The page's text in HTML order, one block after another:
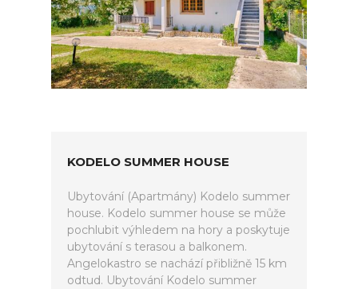
KODELO SUMMER HOUSE
Ubytování (Apartmány) Kodelo summer
house. Kodelo summer house se může
pochlubit výhledem na hory a poskytuje
ubytování s terasou a balkonem.
Angelokastro se nachází přibližně 15 km
odtud. Ubytování Kodelo summer